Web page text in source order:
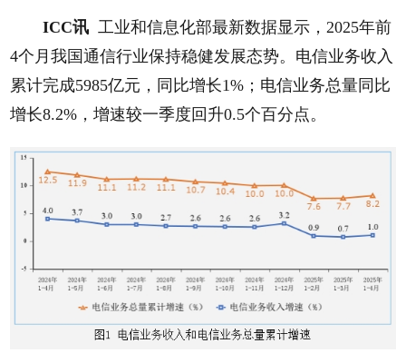
ICC讯 工业和信息化部最新数据显示，2025年前
4个月我国通信行业保持稳健发展态势。电信业务收入
累计完成5985亿元，同比增长1%；电信业务总量同比
增长8.2%，增速较一季度回升0.5个百分点。